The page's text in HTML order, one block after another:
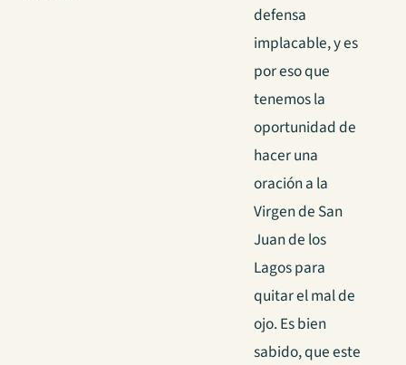
defensa
implacable, y es
por eso que
tenemos la
oportunidad de
hacer una
oración a la
Virgen de San
Juan de los
Lagos para
quitar el mal de
ojo. Es bien
sabido, que este